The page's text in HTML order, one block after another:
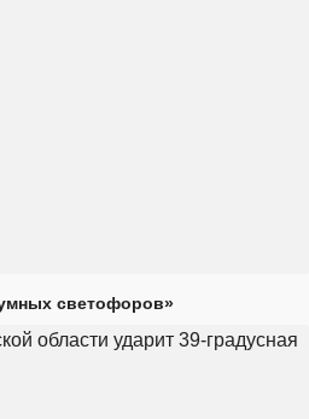
светофоров»